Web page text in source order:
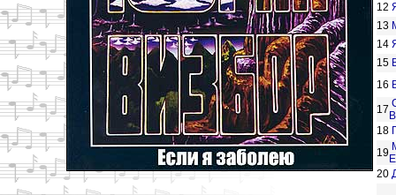
12
13
14
15
16
17
18
19
20